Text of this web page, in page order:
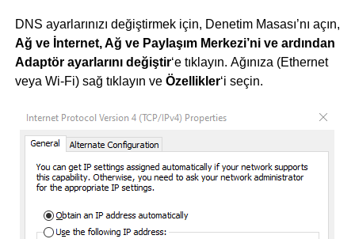
DNS ayarlarınızı değiştirmek için, Denetim Masası’nı açın,
Ağ ve İnternet, Ağ ve Paylaşım Merkezi’ni ve ardından
Adaptör ayarlarını değiştir‘e tıklayın. Ağınıza (Ethernet
veya Wi-Fi) sağ tıklayın ve Özellikler‘i seçin.